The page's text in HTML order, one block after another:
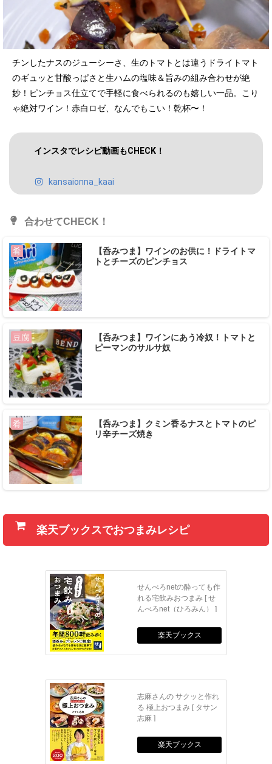
チンしたナスのジューシーさ、生のトマトとは違うドライトマト
のギュッと甘酸っぱさと生ハムの塩味＆旨みの組み合わせが絶
妙！ピンチョス仕立てで手軽に食べられるのも嬉しい一品。こり
ゃ絶対ワイン！赤白ロゼ、なんでもこい！乾杯〜！
インスタでレシピ動画もCHECK！
kansaionna_kaai
合わせてCHECK！
肴
【呑みつま】ワインのお供に！ドライトマ
トとチーズのピンチョス
豆腐
【呑みつま】ワインにあう冷奴！トマトと
ピーマンのサルサ奴
肴
【呑みつま】クミン香るナスとトマトのピ
リ辛チーズ焼き
楽天ブックスでおつまみレシピ
せんべろnetの酔っても作
れる宅飲みおつまみ [ せ
んべろnet（ひろみん） ]
楽天ブックス
志麻さんの サクッと作れ
る 極上おつまみ [ タサン
志麻 ]
楽天ブックス